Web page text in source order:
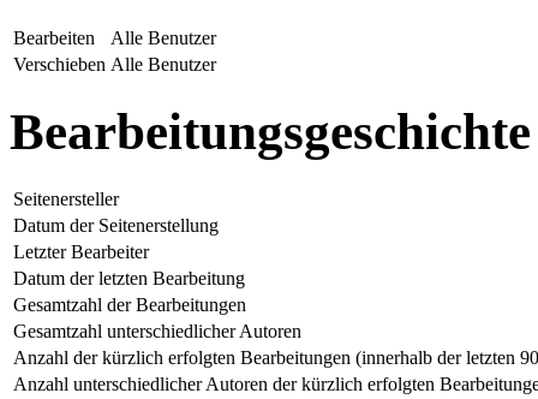
Bearbeiten
Alle Benutzer
Verschieben Alle Benutzer
Bearbeitungsgeschichte
Seitenersteller
Datum der Seitenerstellung
Letzter Bearbeiter
Datum der letzten Bearbeitung
Gesamtzahl der Bearbeitungen
Gesamtzahl unterschiedlicher Autoren
Anzahl der kürzlich erfolgten Bearbeitungen (innerhalb der letzten
Anzahl unterschiedlicher Autoren der kürzlich erfolgten